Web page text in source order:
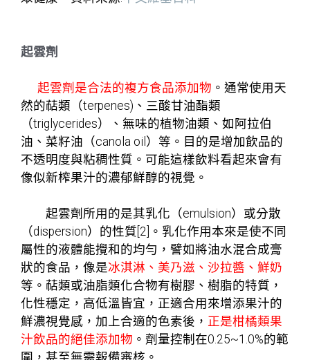
起雲劑
起雲劑是合法的複方食品添加物 。通常使用天
然的萜類（terpenes)、三酸甘油酯類
（triglycerides）、無味的植物油類、如阿拉伯
油、菜籽油（canola oil）等。目的是增加飲品的
不透明度與粘稠性質。可能這樣飲料看起來會有
像似新榨果汁的濃郁鮮醇的視覺。
起雲劑所用的是其乳化（emulsion）或分散
（dispersion）的性質[2]。乳化作用本來是使不同
屬性的液體能攪和的均勻，譬如將油水混合成膏
狀的食品，像是冰淇淋、美乃滋、沙拉醬、鮮奶
等。萜類或油脂類化合物有樹膠、樹脂的特質，
化性穩定，高低溫皆宜，正適合用來增添果汁的
鮮濃視覺感，加上合適的色素後， 正是柑橘類果
汁飲品的絕佳添加物 。劑量控制在0.25~1.0%的範
圍，甚至無需報備審核。